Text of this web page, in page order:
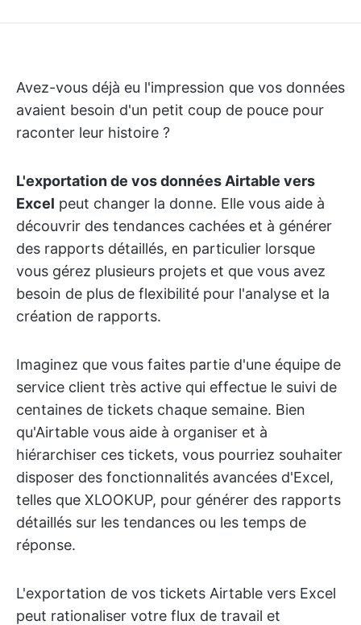
Avez-vous déjà eu l'impression que vos données
avaient besoin d'un petit coup de pouce pour
raconter leur histoire ?
L'exportation de vos données Airtable vers
Excel peut changer la donne. Elle vous aide à
découvrir des tendances cachées et à générer
des rapports détaillés, en particulier lorsque
vous gérez plusieurs projets et que vous avez
besoin de plus de flexibilité pour l'analyse et la
création de rapports.
Imaginez que vous faites partie d'une équipe de
service client très active qui effectue le suivi de
centaines de tickets chaque semaine. Bien
qu'Airtable vous aide à organiser et à
hiérarchiser ces tickets, vous pourriez souhaiter
disposer des fonctionnalités avancées d'Excel,
telles que XLOOKUP, pour générer des rapports
détaillés sur les tendances ou les temps de
réponse.
L'exportation de vos tickets Airtable vers Excel
peut rationaliser votre flux de travail et